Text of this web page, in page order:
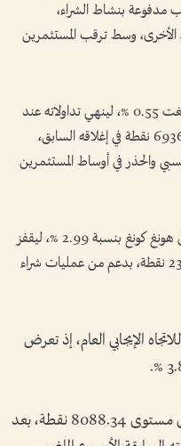
مدفوعة بنشاط الشراء،
وسط ترقب المستثمرين
وسجل مؤشر نيكاي الياباني ارتفاعاً بنسبة بلغت 0.55 %، لينهي تداولاته عند
مستوى 69744.07 نقطة، مقارنة بـ 69360.88 نقطة في إغلاقه السابق،
والحذر في أوساط المستثمرين
وفي سياق متصل، ارتفع مؤشر هانغ سينغ في هونغ كونغ بنسبة 2.99 %، ليقفز
من مستوى 22671.86 نقطة، إلى 23350.03 نقطة، بدعم من عمليات شراء
الإيجابي العام، إذ تعرض
وهبط المؤشر الكوري الجنوبي في الختام إلى مستوى 8088.34 نقطة، بعد